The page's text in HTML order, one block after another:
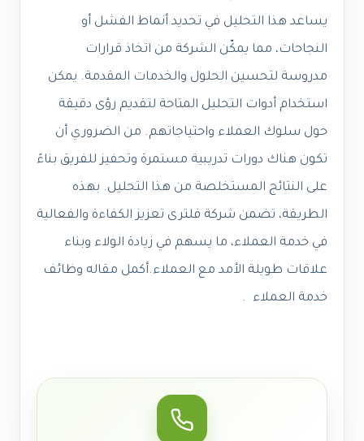
يساعد هذا التحليل في تحديد أنماط الفشل أو
النجاحات، مما يمكّن الشركة من اتخاذ قرارات
مدروسة لتحسين الحلول والخدمات المقدمة. يمكن
استخدام أدوات التحليل المتاحة لتقديم رؤى دقيقة
حول سلوك العملاء واحتياجاتهم. من الضروري أن
تكون هناك دورات تدريبية مستمرة وتحفيز للفريق بناءً
على النتائج المستخلصة من هذا التحليل. بهذه
الطريقة، تضمن شركة فلترى تعزيز الكفاءة والفعالية
في خدمة العملاء، ما يسهم في زيادة الولاء وبناء
علاقات طويلة الأمد مع العملاء.أكمل مقاله وظائف
خدمة العملاء .